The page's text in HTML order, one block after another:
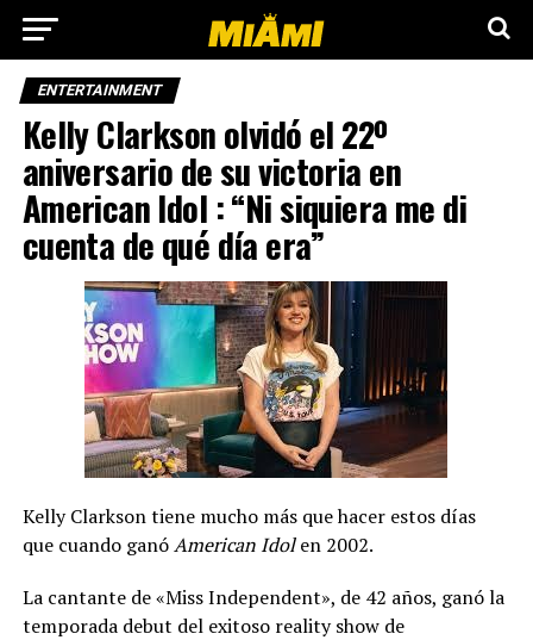
ENTERTAINMENT
Kelly Clarkson olvidó el 22º
aniversario de su victoria en
American Idol : “Ni siquiera me di
cuenta de qué día era”
Kelly Clarkson tiene mucho más que hacer estos días
que cuando ganóAmerican Idolen 2002.
La cantante de «Miss Independent», de 42 años, ganó la
temporada debut del exitoso reality show de